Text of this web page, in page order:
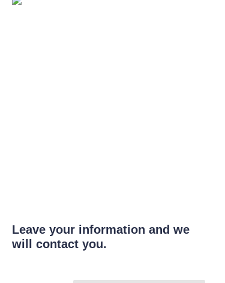
Leave your information and we
will contact you.